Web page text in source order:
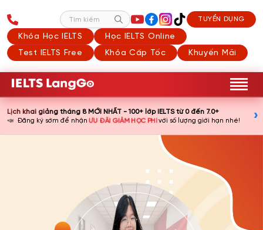
Khóa Học IELTS
Học IELTS Online
Test IELTS Free
Khóa Cấp Tốc Khuyến Mãi
Tìm kiếm
TUYỂN DỤNG
Lịch khai giảng tháng 8 MỚI NHẤT - 100+ lớp IELTS từ 0 đến 7.0+
📣 Đăng ký sớm để nhậnƯU ĐÃI GIẢM HỌC PHÍvới số lượng giới hạn nhé! ›